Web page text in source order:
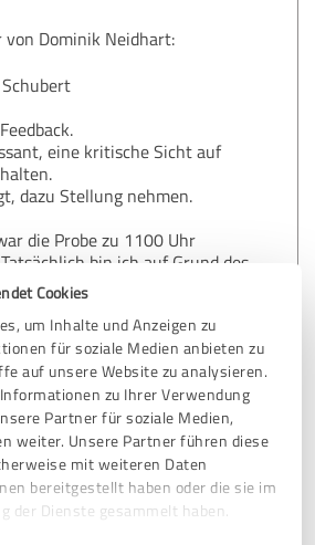
Cookies
um Inhalte und Anzeigen zu
für soziale Medien anbieten zu
auf unsere Website zu analysieren.
zu Ihrer Verwendung
Partner für soziale Medien,
weiter. Unsere Partner führen diese
mit weiteren Daten
bereitgestellt haben oder die sie im
der Dienste gesammelt haben.
von Dominik Neidhart:
eine kritische Sicht auf
dazu Stellung nehmen.
die Probe zu 1100 Uhr
bin ich auf Grund des
und in München erst um 1140
eingetroffen. Ich bin nicht wie
nach Beginn der
Ablauf der Mittagspause
und Auftrittszeit 1630
Mittags- und eine dreissig
bei Weitem genügend Zeit, um
erhielt ich von ihrem